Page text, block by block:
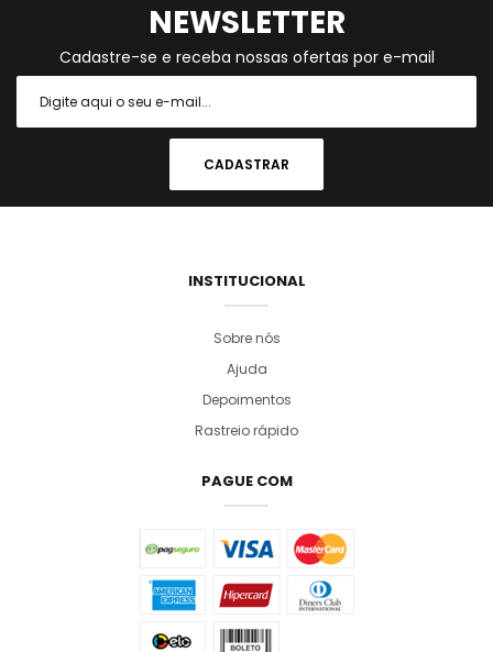
NEWSLETTER
Cadastre-se e receba nossas ofertas por e-mail
INSTITUCIONAL
Sobre nós
Ajuda
Depoimentos
Rastreio rápido
PAGUE COM